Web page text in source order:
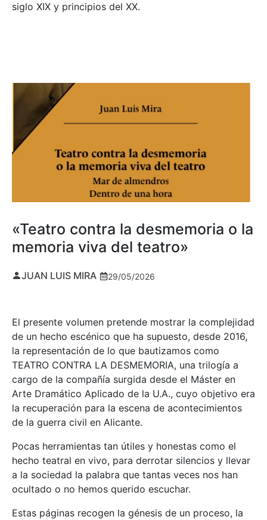
siglo XIX y principios del XX.
«Teatro contra la desmemoria o la
memoria viva del teatro»
JUAN LUIS MIRA 29/05/2026
El presente volumen pretende mostrar la complejidad
de un hecho escénico que ha supuesto, desde 2016,
la representación de lo que bautizamos como
TEATRO CONTRA LA DESMEMORIA, una trilogía a
cargo de la compañía surgida desde el Máster en
Arte Dramático Aplicado de la U.A., cuyo objetivo era
la recuperación para la escena de acontecimientos
de la guerra civil en Alicante.
Pocas herramientas tan útiles y honestas como el
hecho teatral en vivo, para derrotar silencios y llevar
a la sociedad la palabra que tantas veces nos han
ocultado o no hemos querido escuchar.
Estas páginas recogen la génesis de un proceso, la